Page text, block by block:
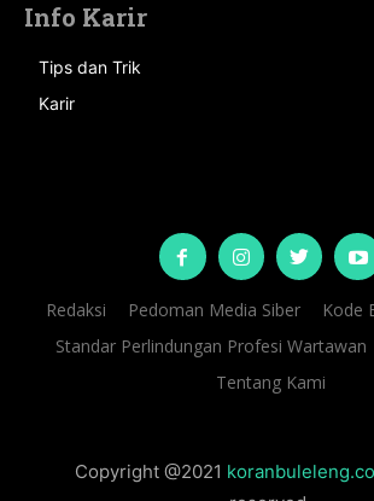
Info Karir
Tips dan Trik
Karir
Redaksi Pedoman Media Siber
Kode
Standar Perlindungan Profesi Wartawan
Tentang Kami
Copyright @2021